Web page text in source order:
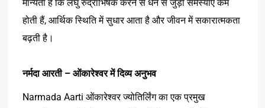
मान्यता है कि लघु रुद्राभिषेक करने से धन से जुड़ी समस्याएँ कम
होती हैं, आर्थिक स्थिति में सुधार आता है और जीवन में सकारात्मकता
बढ़ती है।
नर्मदा आरती– ओंकारेश्वर में दिव्य अनुभव
Narmada Aarti ओंकारेश्वर ज्योतिर्लिंग का एक प्रमुख